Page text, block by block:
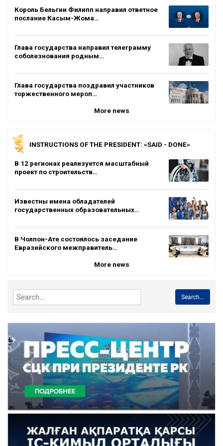
Король Бельгии Филипп направил ответное
послание Касым-Жома…
Глава государства направил телеграмму
соболезнования родным…
Глава государства поздравил участников
торжественного мероп…
More news
INSTRUCTIONS OF THE PRESIDENT: «SAID - DONE»
В 12 регионах реализуется масштабный
проект по строительств…
Известны имена обладателей
государственных образовательных…
В Чолпон-Ате состоялось заседание
Евразийского межправитель…
More news
Search...